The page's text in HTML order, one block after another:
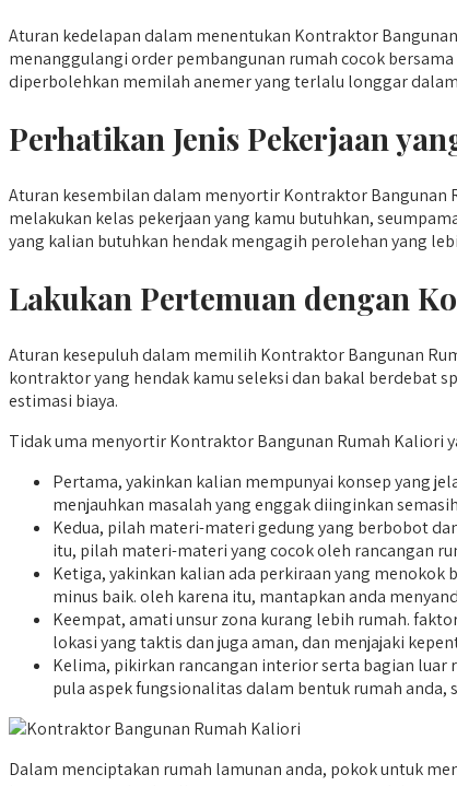
Aturan kedelapan dalam menentukan Kontraktor
menanggulangi order pembangunan rumah cocok
diperbolehkan memilah anemer yang terlalu longgar
Perhatikan Jenis Pekerjaan
Aturan kesembilan dalam menyortir Kontraktor Bangunan
melakukan kelas pekerjaan yang kamu butuhkan,
yang kalian butuhkan hendak mengagih perolehan yang
Lakukan Pertemuan dengan
Aturan kesepuluh dalam memilih Kontraktor Bangunan
kontraktor yang hendak kamu seleksi dan bakal berdebat
estimasi biaya.
Tidak uma menyortir Kontraktor Bangunan Rumah Kaliori
Pertama, yakinkan kalian mempunyai konsep yang
menjauhkan masalah yang enggak diinginkan
Kedua, pilah materi-materi gedung yang berbobot
itu, pilah materi-materi yang cocok oleh rancangan
Ketiga, yakinkan kalian ada perkiraan yang
minus baik. oleh karena itu, mantapkan anda
Keempat, amati unsur zona kurang lebih rumah.
lokasi yang taktis dan juga aman, dan menjajaki
Kelima, pikirkan rancangan interior serta bagian
pula aspek fungsionalitas dalam bentuk rumah anda,
Dalam menciptakan rumah lamunan anda, pokok untuk